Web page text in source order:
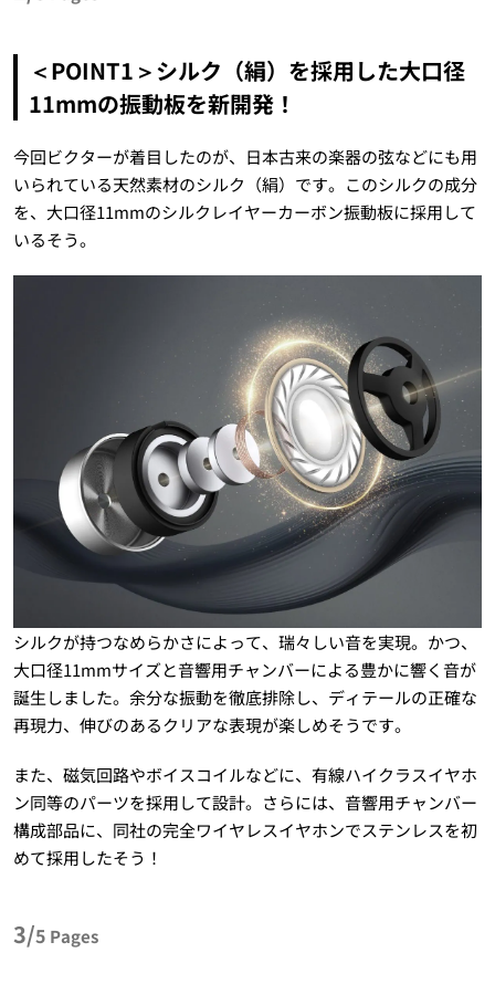
＜POINT1＞シルク（絹）を採用した大口径
11mmの振動板を新開発！
今回ビクターが着目したのが、日本古来の楽器の弦などにも用
いられている天然素材のシルク（絹）です。このシルクの成分
を、大口径11mmのシルクレイヤーカーボン振動板に採用して
いるそう。
シルクが持つなめらかさによって、瑞々しい音を実現。かつ、
大口径11mmサイズと音響用チャンバーによる豊かに響く音が
誕生しました。余分な振動を徹底排除し、ディテールの正確な
再現力、伸びのあるクリアな表現が楽しめそうです。
また、磁気回路やボイスコイルなどに、有線ハイクラスイヤホ
ン同等のパーツを採用して設計。さらには、音響用チャンバー
構成部品に、同社の完全ワイヤレスイヤホンでステンレスを初
めて採用したそう！
3/5 Pages